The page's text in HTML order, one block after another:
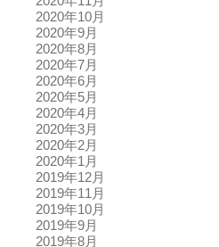
2020年10月
2020年9月
2020年8月
2020年7月
2020年6月
2020年5月
2020年4月
2020年3月
2020年2月
2020年1月
2019年12月
2019年11月
2019年10月
2019年9月
2019年8月